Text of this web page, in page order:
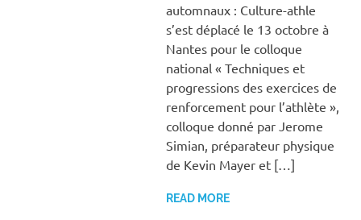
automnaux : Culture-athle
s’est déplacé le 13 octobre à
Nantes pour le colloque
national « Techniques et
progressions des exercices de
renforcement pour l’athlète »,
colloque donné par Jerome
Simian, préparateur physique
de Kevin Mayer et […]
READ MORE